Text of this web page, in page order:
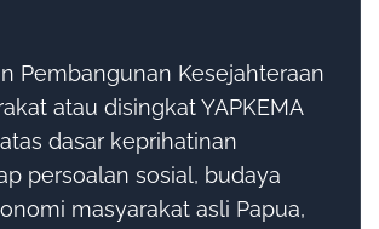
Pembangunan Kesejahteraan
atau disingkat YAPKEMA
dasar keprihatinan
persoalan sosial, budaya
masyarakat asli Papua,